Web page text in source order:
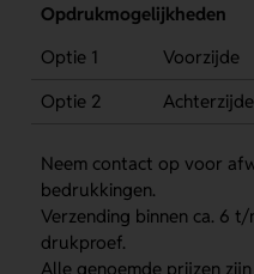
Opdrukmogelijkheden
Optie 1
Voorzijde
Optie 2
Achterzijde
Neem contact op voor
bedrukkingen.
Verzending binnen ca. 6
drukproef.
Alle genoemde prijzen